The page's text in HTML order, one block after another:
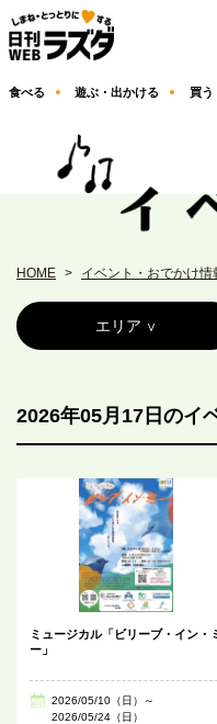
食べる 遊ぶ・出かける 買う
HOME イベント・おでかけ情
エリア
2026年05月17日のイ
ミュージカル「ビリーブ・イン・
ー」
2026/05/10（日）～
2026/05/24（日）